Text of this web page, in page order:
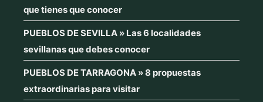
que tienes que conocer
PUEBLOS DE SEVILLA » Las 6 localidades
sevillanas que debes conocer
PUEBLOS DE TARRAGONA » 8 propuestas
extraordinarias para visitar